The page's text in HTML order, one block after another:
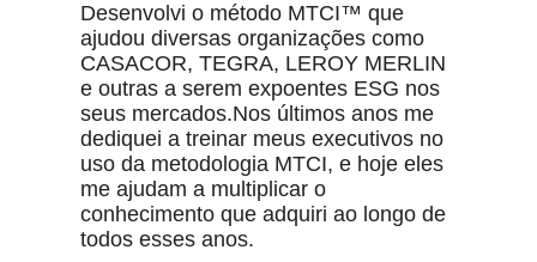
Desenvolvi o método MTCI™ que
ajudou diversas organizações como
CASACOR, TEGRA, LEROY MERLIN
e outras a serem expoentes ESG nos
seus mercados.Nos últimos anos me
dediquei a treinar meus executivos no
uso da metodologia MTCI, e hoje eles
me ajudam a multiplicar o
conhecimento que adquiri ao longo de
todos esses anos.